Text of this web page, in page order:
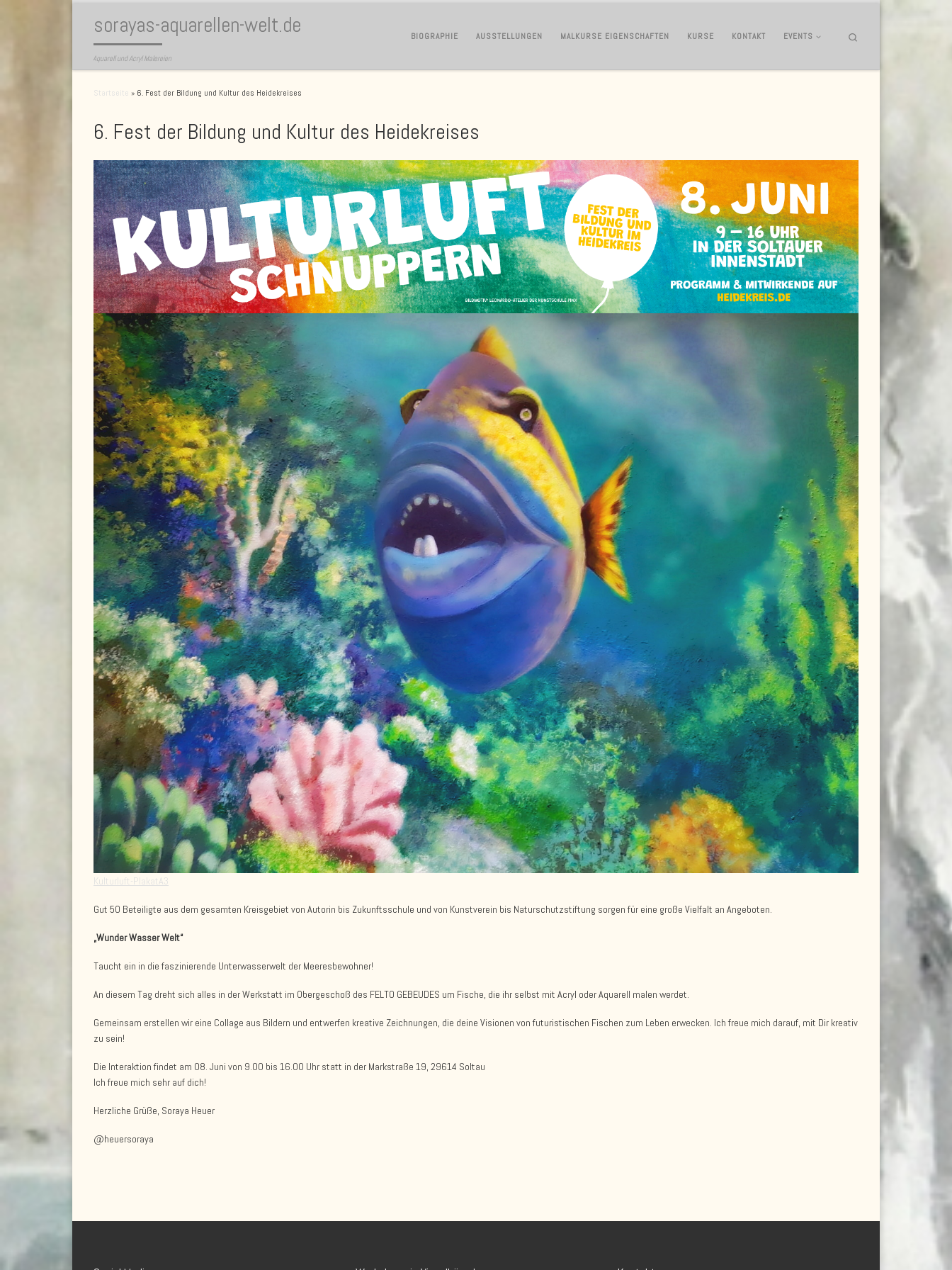
sorayas-aquarellen-welt.de
Aquarell und Acryl Malereien
BIOGRAPHIE AUSSTELLUNGEN MALKURSE EIGENSCHAFTEN KURSE KONTAKT EVENTS
Startseite » 6. Fest der Bildung und Kultur des Heidekreises
6. Fest der Bildung und Kultur des Heidekreises
Kulturluft-PlakatA3
Gut 50 Beteiligte aus dem gesamten Kreisgebiet von Autorin bis Zukunftsschule und von Kunstverein bis Naturschutzstiftung sorgen für eine große Vielfalt an Angeboten.
„Wunder Wasser Welt“
Taucht ein in die faszinierende Unterwasserwelt der Meeresbewohner!
An diesem Tag dreht sich alles in der Werkstatt im Obergeschoß des FELTO GEBEUDES um Fische, die ihr selbst mit Acryl oder Aquarell malen werdet.
Gemeinsam erstellen wir eine Collage aus Bildern und entwerfen kreative Zeichnungen, die deine Visionen von futuristischen Fischen zum Leben erwecken. Ich freue mich darauf, mit Dir kreativ
zu sein!
Die Interaktion findet am 08. Juni von 9.00 bis 16.00 Uhr statt in der Markstraße 19, 29614 Soltau
Ich freue mich sehr auf dich!
Herzliche Grüße, Soraya Heuer
@heuersoraya